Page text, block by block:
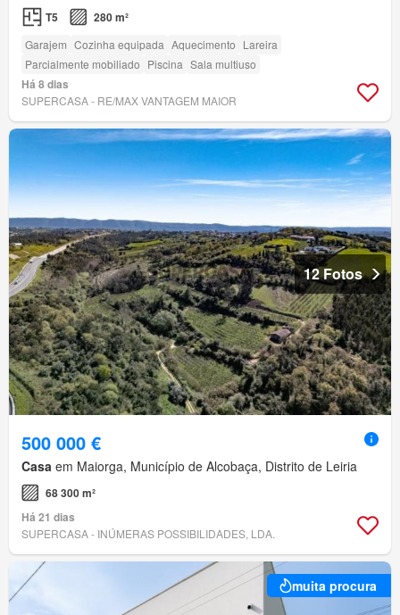
T5 280 m²
Garajem Cozinha equipada Aquecimento Lareira
Parcialmente mobiliado Piscina Sala multiuso
Há 8 dias
SUPERCASA - RE/MAX VANTAGEM MAIOR
12 Fotos
500 000 €
Casa em Maiorga, Município de Alcobaça, Distrito de Leiria
68 300 m²
Há 21 dias
SUPERCASA - INÚMERAS POSSIBILIDADES, LDA.
muita procura